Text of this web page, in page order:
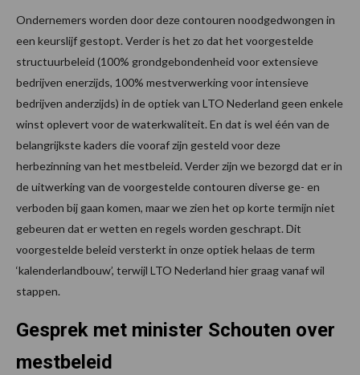
Ondernemers worden door deze contouren noodgedwongen in
een keurslijf gestopt. Verder is het zo dat het voorgestelde
structuurbeleid (100% grondgebondenheid voor extensieve
bedrijven enerzijds, 100% mestverwerking voor intensieve
bedrijven anderzijds) in de optiek van LTO Nederland geen enkele
winst oplevert voor de waterkwaliteit. En dat is wel één van de
belangrijkste kaders die vooraf zijn gesteld voor deze
herbezinning van het mestbeleid. Verder zijn we bezorgd dat er in
de uitwerking van de voorgestelde contouren diverse ge- en
verboden bij gaan komen, maar we zien het op korte termijn niet
gebeuren dat er wetten en regels worden geschrapt. Dit
voorgestelde beleid versterkt in onze optiek helaas de term
‘kalenderlandbouw’, terwijl LTO Nederland hier graag vanaf wil
stappen.
Gesprek met minister Schouten over
mestbeleid